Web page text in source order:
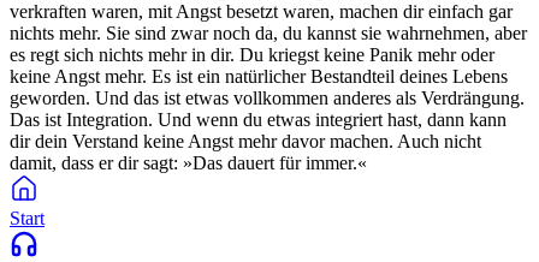
verkraften waren, mit Angst besetzt waren, machen dir einfach gar
nichts mehr. Sie sind zwar noch da, du kannst sie wahrnehmen, aber
es regt sich nichts mehr in dir. Du kriegst keine Panik mehr oder
keine Angst mehr. Es ist ein natürlicher Bestandteil deines Lebens
geworden. Und das ist etwas vollkommen anderes als Verdrängung.
Das ist Integration. Und wenn du etwas integriert hast, dann kann
dir dein Verstand keine Angst mehr davor machen. Auch nicht
damit, dass er dir sagt: »Das dauert für immer.«
Start